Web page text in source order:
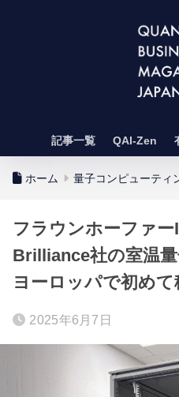
記事一覧 QAI-Zen
ホーム 量子コンピューティ
フラウンホーファ
Brilliance社の室温
ヨーロッパで初めて
2025年6月7日